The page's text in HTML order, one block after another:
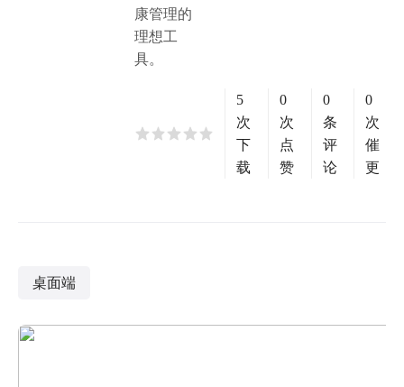
康管理的
理想工
具。
5
次
下
载
0
次
点
赞
0
条
评
论
0
次
催
更
桌面端